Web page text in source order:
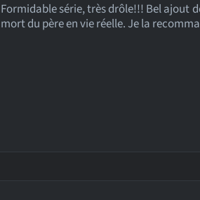
Formidable série, très drôle!!! Bel ajout
mort du père en vie réelle. Je la